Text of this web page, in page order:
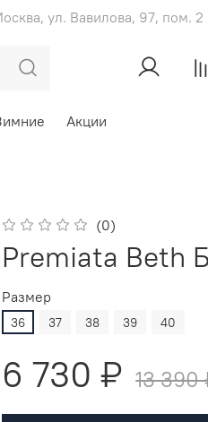
ул. Вавилова, 97, пом. 2
Акции
(0)
Premiata Beth
Размер
36 37 38 39 40
6 730 ₽ 13 390